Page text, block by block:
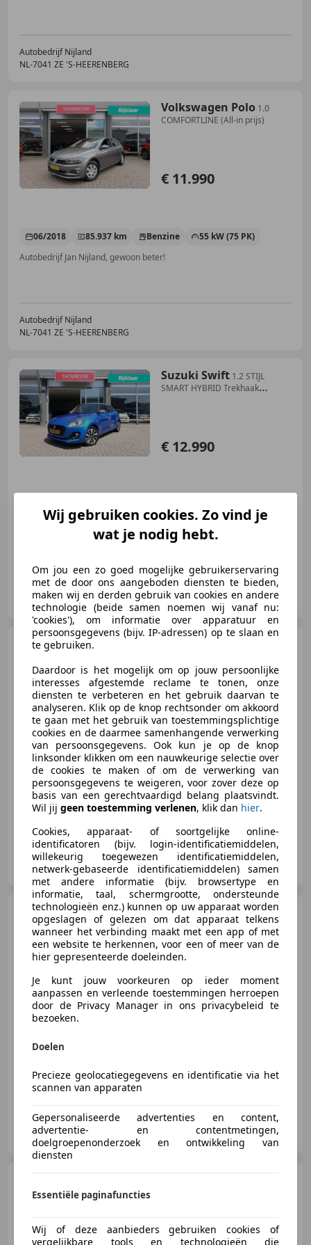
Autobedrijf Nijland
NL-7041 ZE 'S-HEERENBERG
Volkswagen Polo 1.0
COMFORTLINE (All-in prijs)
€ 11.990
06/2018 85.937 km Benzine
55 kW (75 PK)
Autobedrijf Jan Nijland, gewoon beter!
Autobedrijf Nijland
NL-7041 ZE 'S-HEERENBERG
Suzuki Swift 1.2 STIJL
SMART HYBRID Trekhaak
€ 12.990
Autobedrijf Jan Nijland, gewoon beter!
Autobedrijf Nijland
NL-7041 ZE 'S-HEERENBERG
Renault Clio
€ 8.490
08/2018 122.578 km Benzine
66 kW (90 PK)
Autobedrijf Jan Nijland, gewoon beter!
Autobedrijf Nijland
NL-7041 ZE 'S-HEERENBERG
Nissan Qashqai 1.3 MHEV
XTRONIC BUSINESS ACCESS
Trekhaak (All-in
€ 21.990
09/2021
Autobedrijf Nijland
NL-7041 ZE 'S-HEERENBERG
Wij gebruiken cookies. Zo vind je
wat je nodig hebt.
Om jou een zo goed mogelijke gebruikerservaring
met de door ons aangeboden diensten te bieden,
maken wij en derden gebruik van cookies en andere
technologie (beide samen noemen wij vanaf nu:
'cookies'), om informatie over apparatuur en
persoonsgegevens (bijv. IP-adressen) op te slaan en
te gebruiken.
Daardoor is het mogelijk om op jouw persoonlijke
interesses afgestemde reclame te tonen, onze
diensten te verbeteren en het gebruik daarvan te
analyseren. Klik op de knop rechtsonder om akkoord
te gaan met het gebruik van toestemmingsplichtige
cookies en de daarmee samenhangende verwerking
van persoonsgegevens. Ook kun je op de knop
linksonder klikken om een nauwkeurige selectie over
de cookies te maken of om de verwerking van
persoonsgegevens te weigeren, voor zover deze op
basis van een gerechtvaardigd belang plaatsvindt.
Wil jij geen toestemming verlenen, klik dan hier.
Cookies, apparaat- of soortgelijke online-
identificatoren (bijv. login-identificatiemiddelen,
willekeurig toegewezen identificatiemiddelen,
netwerk-gebaseerde identificatiemiddelen) samen
met andere informatie (bijv. browsertype en
informatie, taal, schermgrootte, ondersteunde
technologieën enz.) kunnen op uw apparaat worden
opgeslagen of gelezen om dat apparaat telkens
wanneer het verbinding maakt met een app of met
een website te herkennen, voor een of meer van de
hier gepresenteerde doeleinden.
Je kunt jouw voorkeuren op ieder moment
aanpassen en verleende toestemmingen herroepen
door de Privacy Manager in ons privacybeleid te
bezoeken.
Doelen
Precieze geolocatiegegevens en identificatie via het
scannen van apparaten
Gepersonaliseerde advertenties en content,
advertentie- en contentmetingen,
doelgroepenonderzoek en ontwikkeling van
diensten
Essentiële paginafuncties
Wij of deze aanbieders gebruiken cookies of
vergelijkbare tools en technologieën die